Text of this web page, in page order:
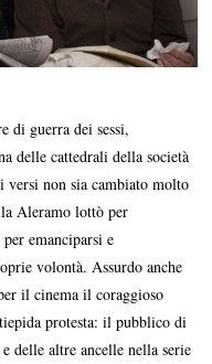
di guerra dei sessi,
delle cattedrali della società
versi non sia cambiato molto
Aleramo lottò per
emanciparsi e
volontà. Assurdo anche
il cinema il coraggioso
protesta: il pubblico di
delle altre ancelle nella serie